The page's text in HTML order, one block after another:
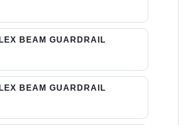
BEAM GUARDRAIL
BEAM GUARDRAIL